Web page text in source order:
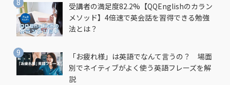
受講者の満足度82.2%【QQEnglishのカラン
メソッド】4倍速で英会話を習得できる勉強
法とは？
「お疲れ様」は英語でなんて言うの？ 場面
別でネイティブがよく使う英語フレーズを解
説